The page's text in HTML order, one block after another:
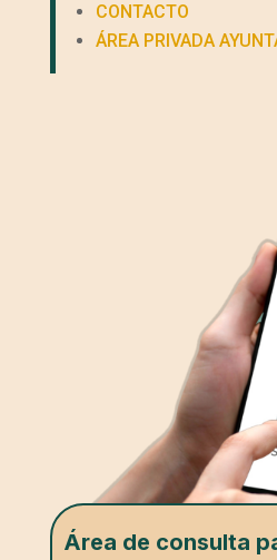
CONTACTO
ÁREA PRIVADA
Área de consulta